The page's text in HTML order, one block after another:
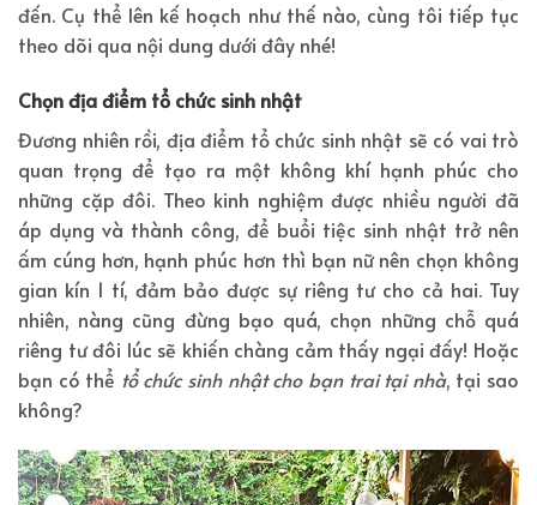
đến. Cụ thể lên kế hoạch như thế nào, cùng tôi tiếp tục
theo dõi qua nội dung dưới đây nhé!
Chọn địa điểm tổ chức sinh nhật
Đương nhiên rồi, địa điểm tổ chức sinh nhật sẽ có vai trò
quan trọng để tạo ra một không khí hạnh phúc cho
những cặp đôi. Theo kinh nghiệm được nhiều người đã
áp dụng và thành công, để buổi tiệc sinh nhật trở nên
ấm cúng hơn, hạnh phúc hơn thì bạn nữ nên chọn không
gian kín 1 tí, đảm bảo được sự riêng tư cho cả hai. Tuy
nhiên, nàng cũng đừng bạo quá, chọn những chỗ quá
riêng tư đôi lúc sẽ khiến chàng cảm thấy ngại đấy! Hoặc
bạn có thể tổ chức sinh nhật cho bạn trai tại nhà, tại sao
không?